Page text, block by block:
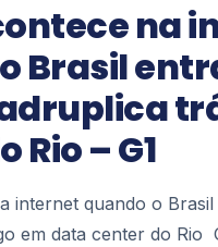
na
Brasil
Rio – G1
internet quando o
em data center do Rio